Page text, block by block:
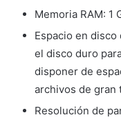
Memoria RAM: 1
Espacio en
el disco duro
disponer de
archivos de gran
Resolución de